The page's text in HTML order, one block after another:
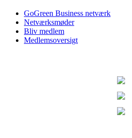
GoGreen Business netværk
Netværksmøder
Bliv medlem
Medlemsoversigt